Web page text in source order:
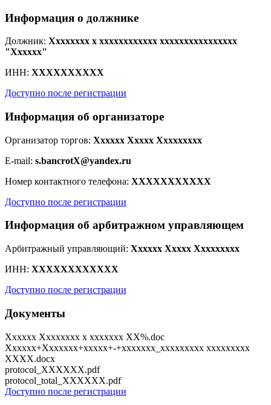
Информация о должнике
Должник: Xxxxxxxx x xxxxxxxxxxxx xxxxxxxxxxxxxxxx
"Xxxxxx"
ИНН: XXXXXXXXXX
Доступно после регистрации
Информация об организаторе
Организатор торгов: Xxxxxx Xxxxx Xxxxxxxxx
E-mail: s.bancrotX@yandex.ru
Номер контактного телефона: XXXXXXXXXXX
Доступно после регистрации
Информация об арбитражном управляющем
Арбитражный управляющий: Xxxxxx Xxxxx Xxxxxxxxx
ИНН: XXXXXXXXXXXX
Доступно после регистрации
Документы
Xxxxxx Xxxxxxxx x xxxxxxx XX%.doc
Xxxxxx+Xxxxxxx+xxxxx+-+xxxxxxx_xxxxxxxxx xxxxxxxxx
XXXX.docx
protocol_XXXXXX.pdf
protocol_total_XXXXXX.pdf
Доступно после регистрации